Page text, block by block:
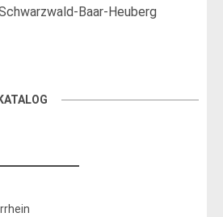
Baar-Heuberg